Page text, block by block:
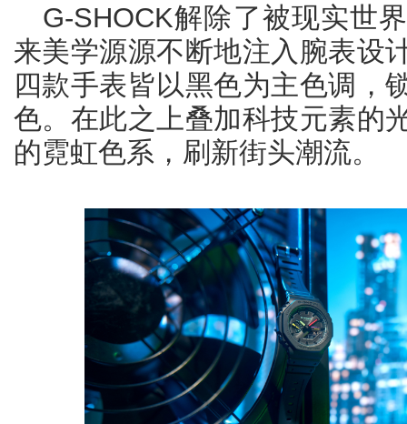
G-SHOCK解除了被现实世
来美学源源不断地注入腕表设
四款手表皆以黑色为主色调，
色。在此之上叠加科技元素的
的霓虹色系，刷新街头潮流。